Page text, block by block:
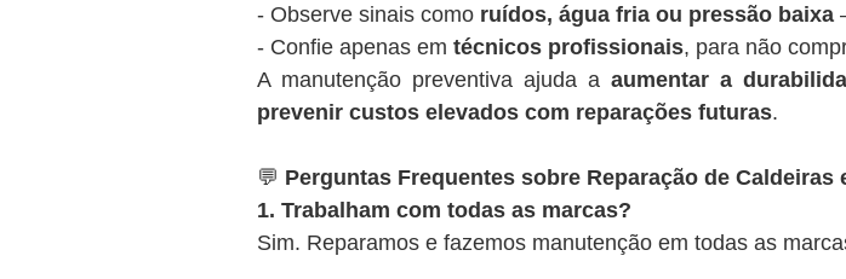
- Observe sinais como ruídos, água fria ou pressão baixa
- Confie apenas em técnicos profissionais, para não
A manutenção preventiva ajuda a aumentar a
prevenir custos elevados com reparações futuras.
💬 Perguntas Frequentes sobre Reparação de Caldeiras
1. Trabalham com todas as marcas?
Sim. Reparamos e fazemos manutenção em todas as